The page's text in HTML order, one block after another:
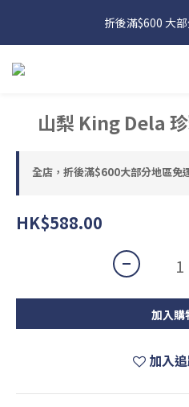
日本接近假期，貨源較不穩定；
貨，請務必於 8
折後滿$600 大
日本接近假期，貨源較不穩定；
貨，請務必於 8
山梨 King Dela
全店，折後滿$600大部分地區免
HK$588.00
加入購
加入